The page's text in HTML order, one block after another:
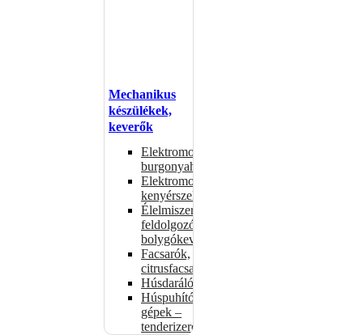
Mechanikus
készülékek,
keverők
Elektromos
burgonyahámozók
Elektromos
kenyérszeletelők
Élelmiszer-
feldolgozók –
bolygókeverők
Facsarók,
citrusfacsarók
Húsdarálók
Húspuhító
gépek –
tenderizerek